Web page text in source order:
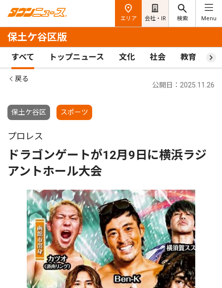
エリア 会社・IR 検索 Menu
保土ケ谷区版
すべて トップニュース 文化 社会 教育 ス
戻る
保土ケ谷区 スポーツ
公開日：2025.11.26
プロレス
ドラゴンゲートが12月9日に横浜ラジ
アントホール大会